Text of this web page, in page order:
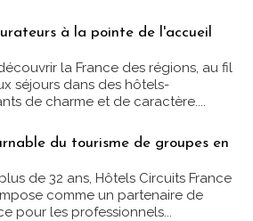
à la pointe de l'accueil
la France des régions, au fil
séjours dans des hôtels-
de charme et de caractère....
du tourisme de groupes en
de 32 ans, Hôtels Circuits France
comme un partenaire de
pour les professionnels...